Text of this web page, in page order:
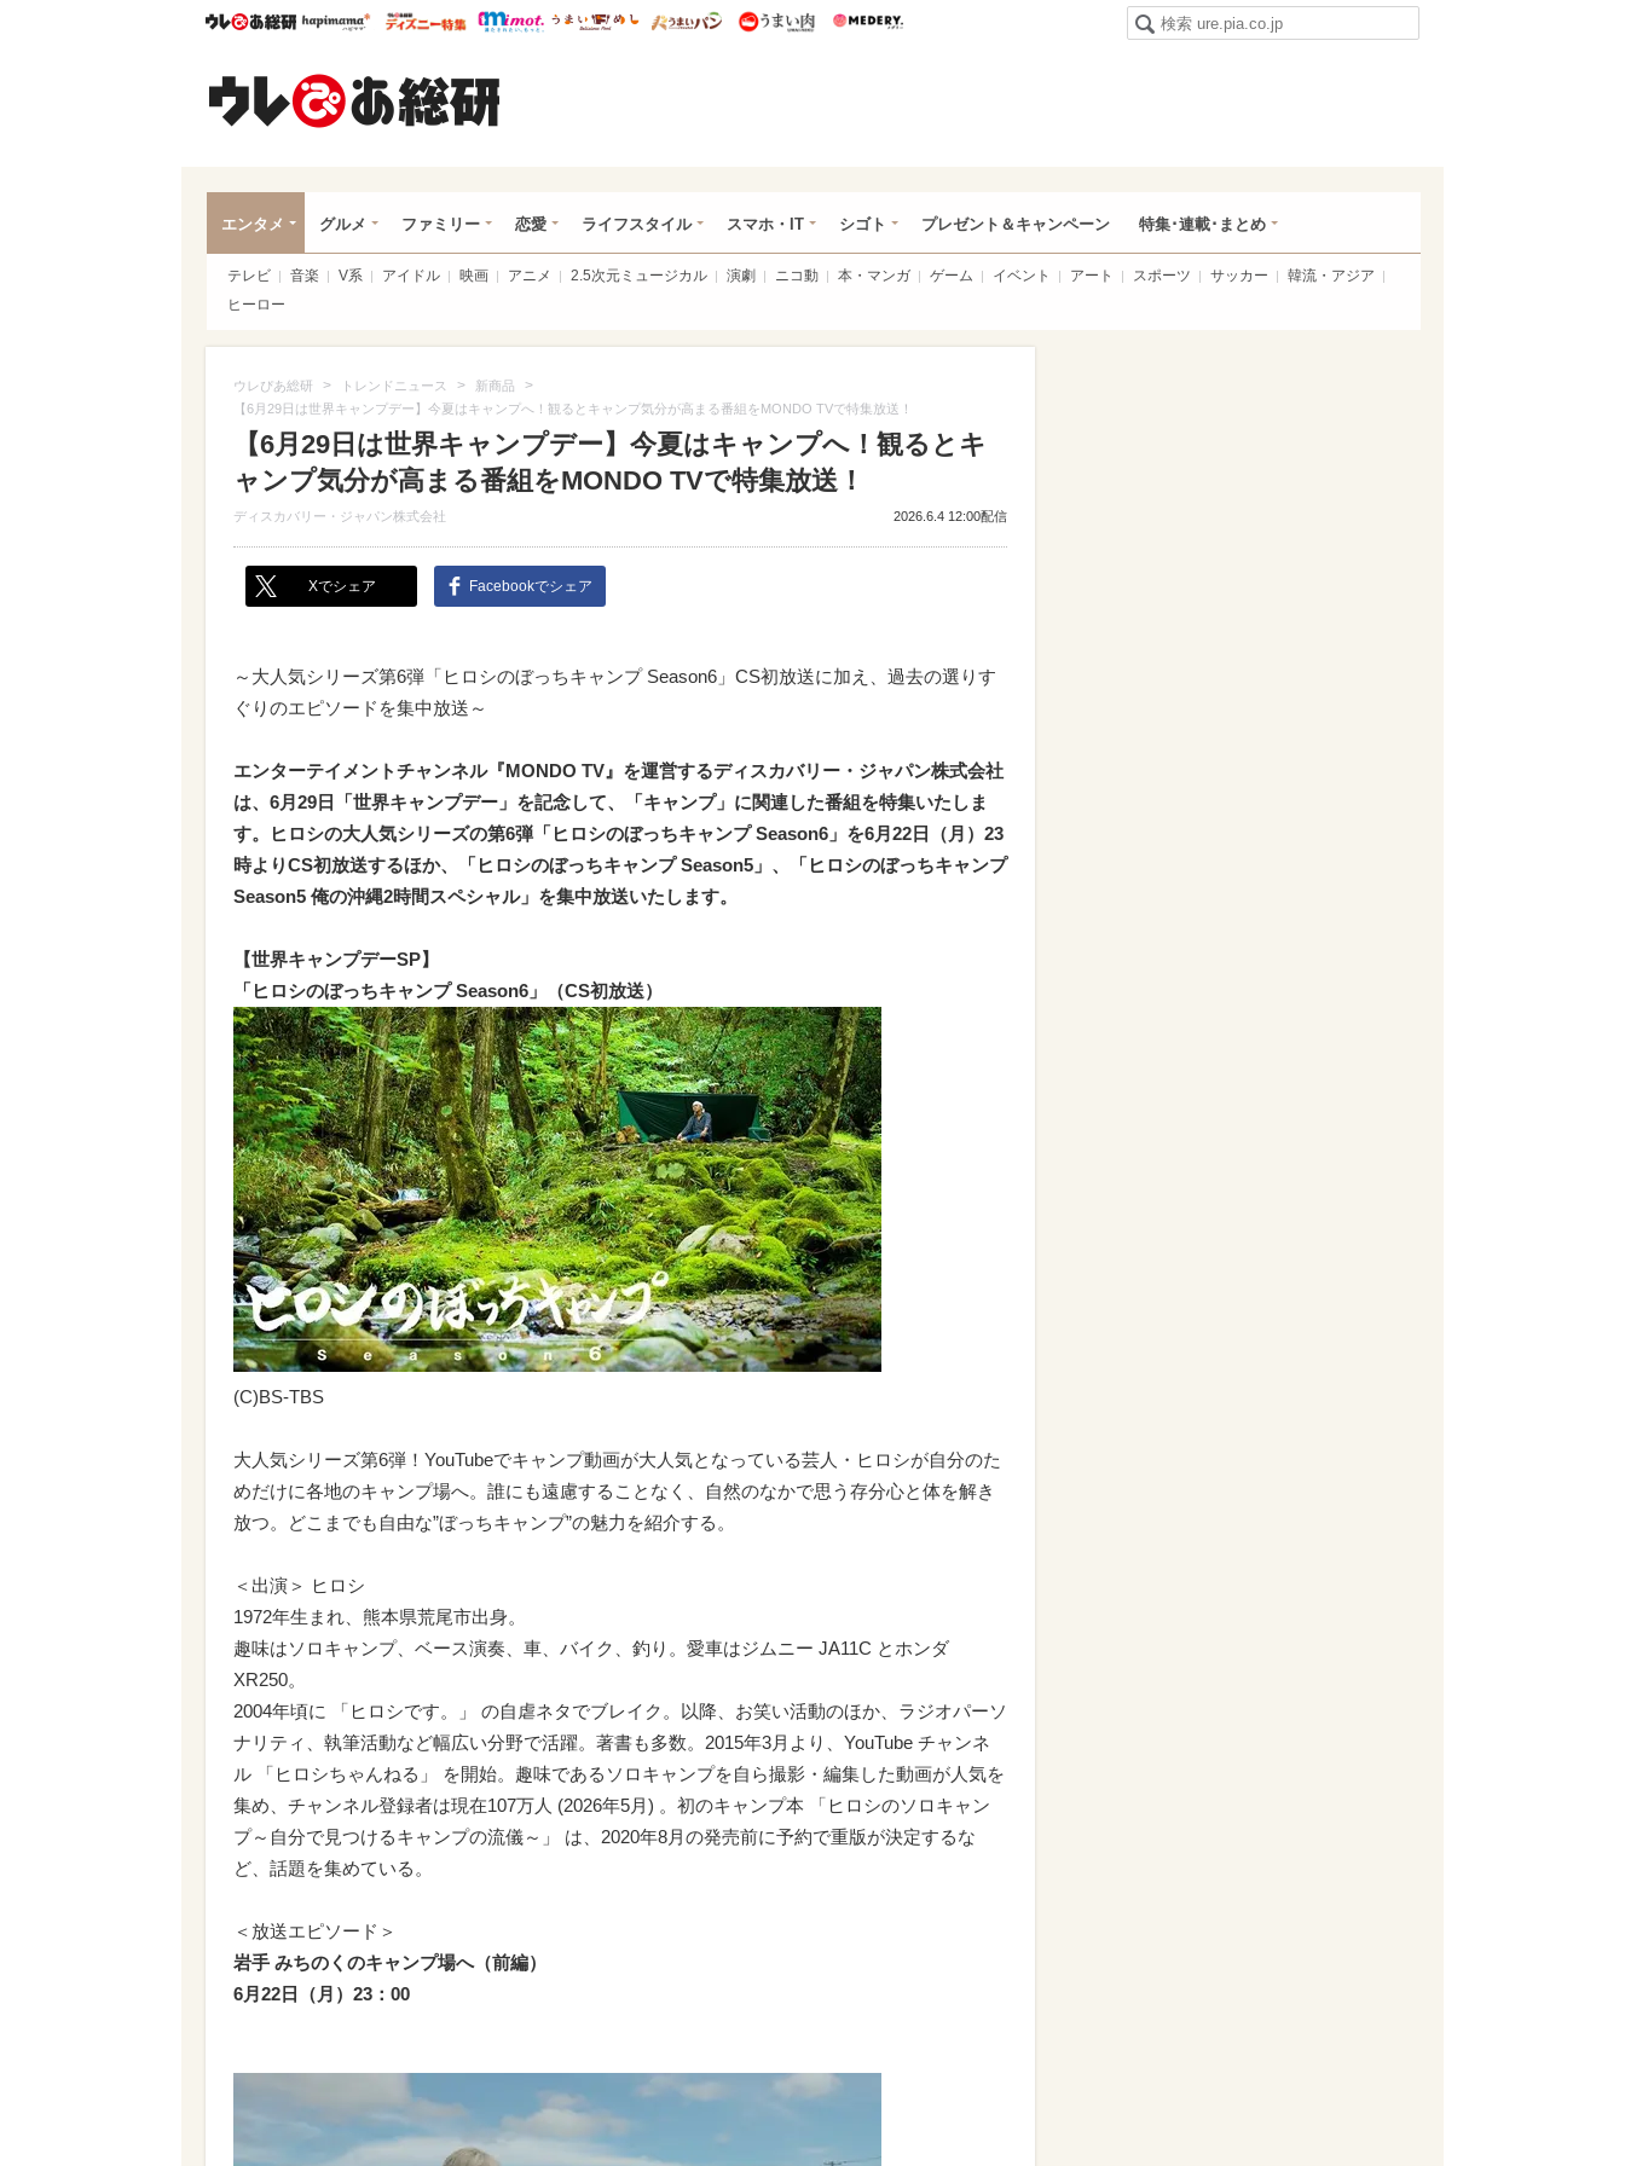
ウレぴあ総研ハピママ* ウレぴあ総研 ディズニー特集
mimot. うまいめし うまいパン うまい肉
エンタメ グルメ ファミリー 恋愛 ライフスタイル スマホ・IT シゴト プレゼント＆キャンペーン 特集･連載･まとめ
テレビ 音楽 V系 アイドル 映画 アニメ 2.5次元ミュージカル 演劇 ニコ動 本・マンガ ゲーム イベント アート スポーツ サッカー
韓流・アジア
ヒーロー
ウレぴあ総研 > トレンドニュース > 新商品 >
【6月29日は世界キャンプデー】今夏はキャンプへ！観るとキャンプ気分が高まる番組をMONDO TVで特集放送！
【6月29日は世界キャンプデー】今夏はキャンプへ！観るとキ
ャンプ気分が高まる番組をMONDO TVで特集放送！
ディスカバリー・ジャパン株式会社 2026.6.4 12:00配信
Xでシェア Facebookでシェア
～大人気シリーズ第6弾「ヒロシのぼっちキャンプ Season6」CS初放送に加え、過去の選りす
ぐりのエピソードを集中放送～
エンターテイメントチャンネル『MONDO TV』を運営するディスカバリー・ジャパン株式会社
は、6月29日「世界キャンプデー」を記念して、「キャンプ」に関連した番組を特集いたしま
す。ヒロシの大人気シリーズの第6弾「ヒロシのぼっちキャンプ Season6」を6月22日（月）23
時よりCS初放送するほか、「ヒロシのぼっちキャンプ Season5」、「ヒロシのぼっちキャンプ
Season5 俺の沖縄2時間スペシャル」を集中放送いたします。
【世界キャンプデーSP】
「ヒロシのぼっちキャンプ Season6」（CS初放送）
(C)BS-TBS
大人気シリーズ第6弾！YouTubeでキャンプ動画が大人気となっている芸人・ヒロシが自分のた
めだけに各地のキャンプ場へ。誰にも遠慮することなく、自然のなかで思う存分心と体を解き
放つ。どこまでも自由な”ぼっちキャンプ”の魅力を紹介する。
＜出演＞ ヒロシ
1972年生まれ、熊本県荒尾市出身。
趣味はソロキャンプ、ベース演奏、車、バイク、釣り。愛車はジムニー JA11C とホンダ
XR250。
2004年頃に 「ヒロシです。」 の自虐ネタでブレイク。以降、お笑い活動のほか、ラジオパーソ
ナリティ、執筆活動など幅広い分野で活躍。著書も多数。2015年3月より、YouTube チャンネ
ル 「ヒロシちゃんねる」 を開始。趣味であるソロキャンプを自ら撮影・編集した動画が人気を
集め、チャンネル登録者は現在107万人 (2026年5月) 。初のキャンプ本 「ヒロシのソロキャン
プ～自分で見つけるキャンプの流儀～」 は、2020年8月の発売前に予約で重版が決定するな
ど、話題を集めている。
＜放送エピソード＞
岩手 みちのくのキャンプ場へ（前編）
6月22日（月）23：00